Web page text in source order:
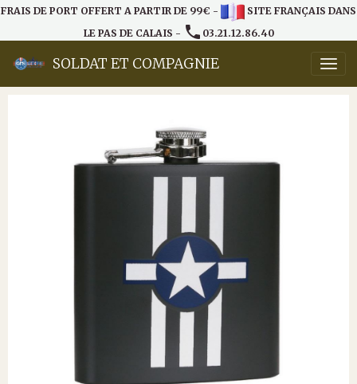
FRAIS DE PORT OFFERT A PARTIR DE 99€ -
SITE FRANÇAIS DANS
LE PAS DE CALAIS -
03.21.12.86.40
SOLDAT ET COMPAGNIE